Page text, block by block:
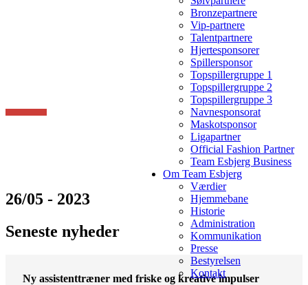
Bronzepartnere
Vip-partnere
Talentpartnere
Hjertesponsorer
Spillersponsor
Topspillergruppe 1
Topspillergruppe 2
Topspillergruppe 3
Navnesponsorat
Maskotsponsor
Ligapartner
Official Fashion Partner
Team Esbjerg Business
Om Team Esbjerg
Værdier
Hjemmebane
Historie
Administration
Kommunikation
Presse
Bestyrelsen
Kontakt
26/05 - 2023
Seneste nyheder
Ny assistenttræner med friske og kreative impulser